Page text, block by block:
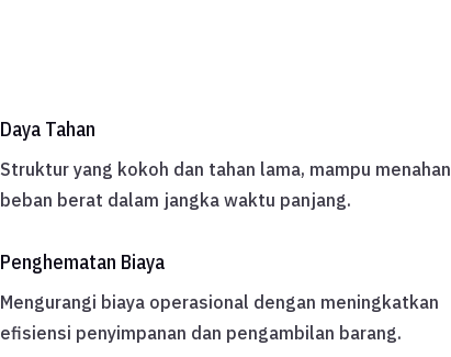
Daya Tahan
Struktur yang kokoh dan tahan lama, mampu menahan
beban berat dalam jangka waktu panjang.
Penghematan Biaya
Mengurangi biaya operasional dengan meningkatkan
efisiensi penyimpanan dan pengambilan barang.